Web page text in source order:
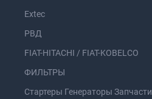
Extec
РВД
FIAT-HITACHI / FIAT-KOBELCO
ФИЛЬТРЫ
Стартеры Генераторы Запчасти